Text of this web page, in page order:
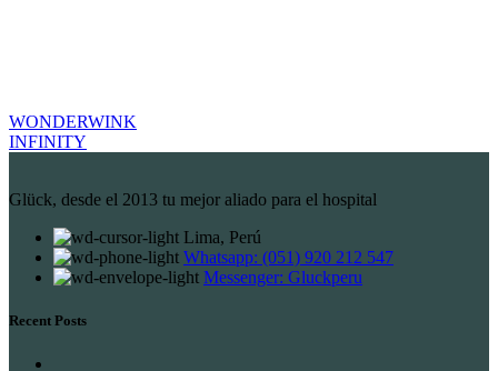
WONDERWINK
INFINITY
Glück, desde el 2013 tu mejor aliado para el hospital
Lima, Perú
Whatsapp: (051) 920 212 547
Messenger: Gluckperu
Recent Posts